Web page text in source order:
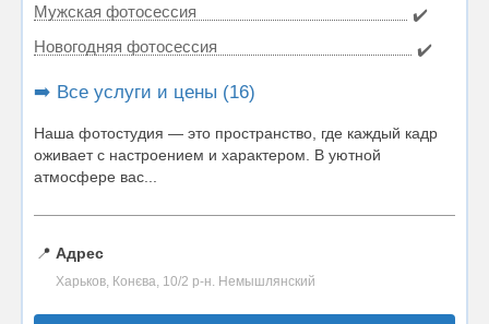
Мужская фотосессия
✔️
Новогодняя фотосессия
✔️
➡️ Все услуги и цены (16)
Наша фотостудия — это пространство, где каждый кадр
оживает с настроением и характером. В уютной
атмосфере вас...
📍 Адрес
Харьков, Конєва, 10/2 р-н. Немышлянский